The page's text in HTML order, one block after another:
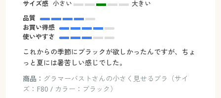
サイズ感 小さい
大きい
品質
お買い得感
使いやすさ
これからの季節にブラックが欲しかったんですが、ちょ
っと夏には暑苦しい感じでした。
商品： グラマーバストさんの小さく見せるブラ（サイ
ズ：F80 / カラー：ブラック）